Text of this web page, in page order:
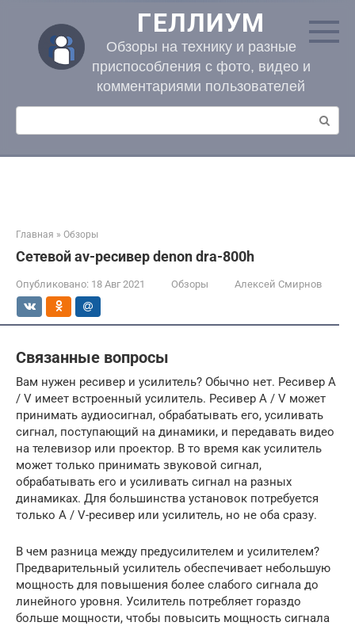
контенту
ГЕЛЛИУМ
Обзоры на технику и разные
приспособления с фото, видео и
комментариями пользователей
Поиск:
Главная » Обзоры
Сетевой av-ресивер denon dra-800h
Опубликовано: 18 Авг 2021 Обзоры Алексей Смирнов
Связанные вопросы
Вам нужен ресивер и усилитель? Обычно нет. Ресивер A
/ V имеет встроенный усилитель. Ресивер A / V может
принимать аудиосигнал, обрабатывать его, усиливать
сигнал, поступающий на динамики, и передавать видео
на телевизор или проектор. В то время как усилитель
может только принимать звуковой сигнал,
обрабатывать его и усиливать сигнал на разных
динамиках. Для большинства установок потребуется
только A / V-ресивер или усилитель, но не оба сразу.
В чем разница между предусилителем и усилителем?
Предварительный усилитель обеспечивает небольшую
мощность для повышения более слабого сигнала до
линейного уровня. Усилитель потребляет гораздо
больше мощности, чтобы повысить мощность сигнала